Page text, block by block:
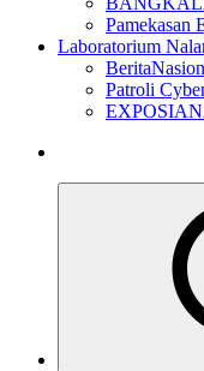
Pamekasan
Laboratorium
Patroli